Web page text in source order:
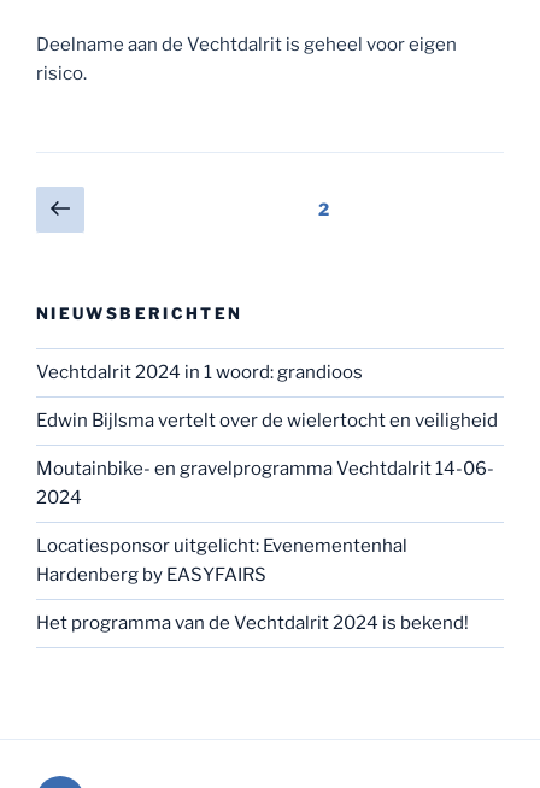
Moutainbike- en gravelprogramma Vechtdalrit 14-06-
2024
E-
mail
Ondersteund door WordPress